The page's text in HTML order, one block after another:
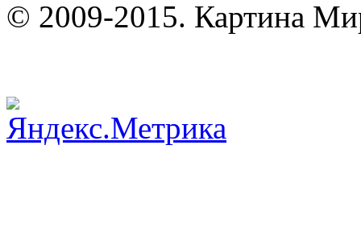
© 2009-2015. Картина